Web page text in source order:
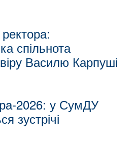
спільнота
Василю Карпуші
2026: у СумДУ
зустрічі